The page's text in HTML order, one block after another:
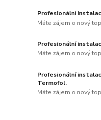
Profesionální
Máte zájem o nový
Profesionální
Máte zájem o nový
Profesionální
Termofol.
Máte zájem o nový